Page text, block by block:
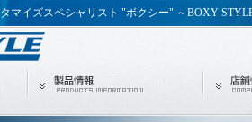
マイズスペシャリスト "ボクシー" ～BOXY